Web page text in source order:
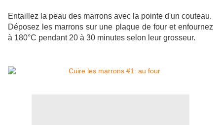
Entaillez la peau des marrons avec la pointe d'un couteau.
Déposez les marrons sur une plaque de four et enfournez
à 180°C pendant 20 à 30 minutes selon leur grosseur.